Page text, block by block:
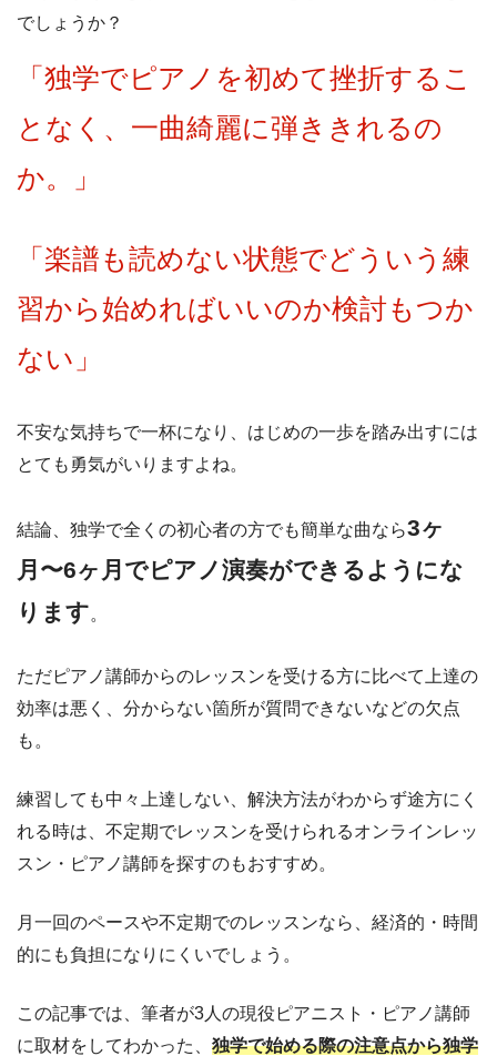
でしょうか？
「 独学でピアノを初めて挫折するこ
となく、一曲綺麗に弾ききれるの
か。」
「楽譜も読めない状態でどういう練
習から始めればいいのか検討もつか
ない」
不安な気持ちで一杯になり、はじめの一歩を踏み出すには
とても勇気がいりますよね。
結論、独学で全くの初心者の方でも簡単な曲なら3ヶ
月〜6ヶ月でピアノ演奏ができるようにな
ります。
ただピアノ講師からのレッスンを受ける方に比べて上達の
効率は悪く、分からない箇所が質問できないなどの欠点
も。
練習しても中々上達しない、解決方法がわからず途方にく
れる時は、不定期でレッスンを受けられるオンラインレッ
スン・ピアノ講師を探すのもおすすめ。
月一回のペースや不定期でのレッスンなら、経済的・時間
的にも負担になりにくいでしょう。
この記事では、筆者が3人の現役ピアニスト・ピアノ講師
に取材をしてわかった、 独学で始める際の注意点から独学